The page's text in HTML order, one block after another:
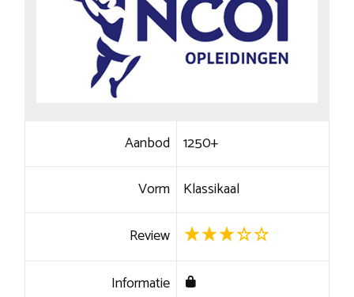
Aanbod 1250+
Vorm Klassikaal
Review
Informatie